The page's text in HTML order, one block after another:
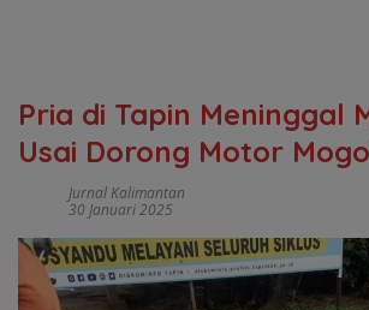
Pria di Tapin Meninggal
Usai Dorong Motor
Jurnal Kalimantan
30 Januari 2025